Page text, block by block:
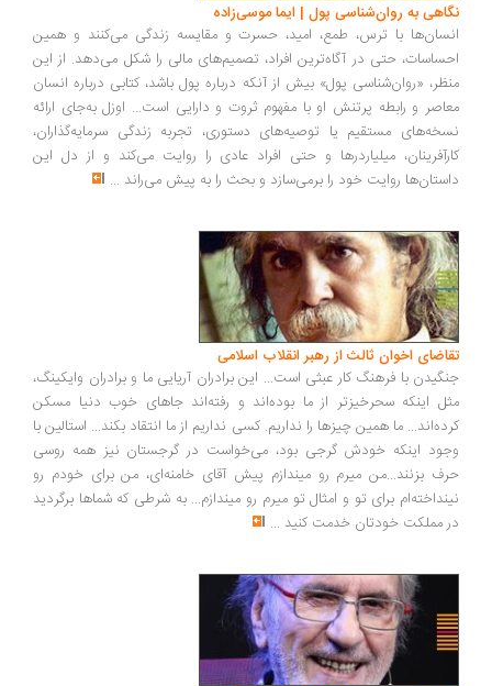
نگاهی به روان‌شناسی پول | ایما موسی‌زاده
انسان‌ها با ترس، طمع، امید، حسرت و مقایسه زندگی می‌کنند و همین
احساسات، حتی در آگاه‌ترین افراد، تصمیم‌های مالی را شکل می‌دهد. از این
منظر، «روان‌شناسی پول» بیش از آنکه درباره پول باشد، کتابی درباره انسان
معاصر و رابطه پرتنش او با مفهوم ثروت و دارایی است... اوزل به‌جای ارائه
نسخه‌های مستقیم یا توصیه‌های دستوری، تجربه زندگی سرمایه‌گذاران،
کارآفرینان، میلیاردرها و حتی افراد عادی را روایت می‌کند و از دل این
داستان‌ها روایت خود را برمی‌سازد و بحث را به پیش می‌راند ...
تقاضای اخوان ثالث از رهبر انقلاب اسلامی
جنگیدن با فرهنگ کار عبثی است... این برادران آریایی ما و برادران وایکینگ،
مثل اینکه سحرخیزتر از ما بوده‌اند و رفته‌اند جاهای خوب دنیا مسکن
کرده‌اند... ما همین چیزها را نداریم. کسی نداریم از ما انتقاد بکند... استالین با
وجود اینکه خودش گرجی بود، می‌خواست در گرجستان نیز همه روسی
حرف بزنند...من میرم رو میندازم پیش آقای خامنه‌ای، من برای خودم رو
نینداخته‌ام برای تو و امثال تو میرم رو میندازم... به شرطی که شماها برگردید
در مملکت خودتان خدمت کنید ...